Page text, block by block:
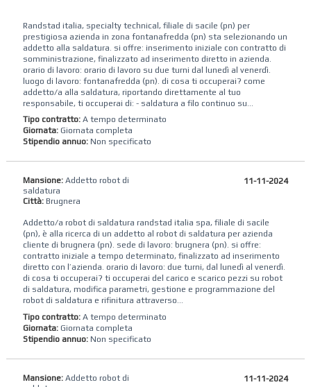
Randstad italia, specialty technical, filiale di sacile (pn) per
prestigiosa azienda in zona fontanafredda (pn) sta selezionando un
addetto alla saldatura. si offre: inserimento iniziale con contratto di
somministrazione, finalizzato ad inserimento diretto in azienda.
orario di lavoro: orario di lavoro su due turni dal lunedì al venerdì.
luogo di lavoro: fontanafredda (pn). di cosa ti occuperai? come
addetto/a alla saldatura, riportando direttamente al tuo
responsabile, ti occuperai di: - saldatura a filo continuo su...
Tipo contratto:A tempo determinato
Giornata: Giornata completa
Stipendio annuo: Non specificato
Mansione:Addetto robot di
saldatura
Città:Brugnera
11-11-2024
Addetto/a robot di saldatura randstad italia spa, filiale di sacile
(pn), è alla ricerca di un addetto al robot di saldatura per azienda
cliente di brugnera (pn). sede di lavoro: brugnera (pn). si offre:
contratto iniziale a tempo determinato, finalizzato ad inserimento
diretto con l’azienda. orario di lavoro: due turni, dal lunedì al venerdì.
di cosa ti occuperai? ti occuperai del carico e scarico pezzi su robot
di saldatura, modifica parametri, gestione e programmazione del
robot di saldatura e rifinitura attraverso...
Tipo contratto:A tempo determinato
Giornata: Giornata completa
Stipendio annuo: Non specificato
Mansione:Addetto robot di
11-11-2024